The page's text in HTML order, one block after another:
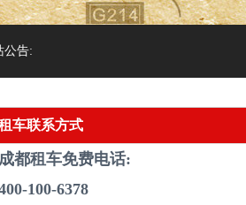
公告:
车联系方式
成都租车免费电话:
100-6378